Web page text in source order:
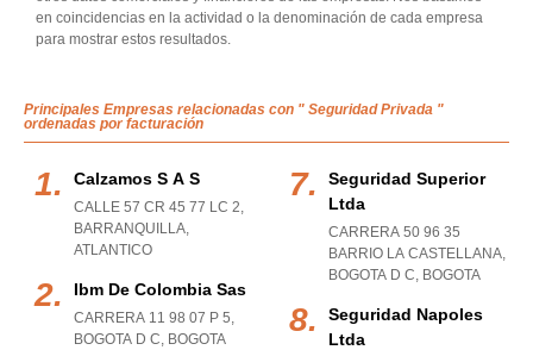
en coincidencias en la actividad o la denominación de cada empresa
para mostrar estos resultados.
Principales Empresas relacionadas con " Seguridad Privada "
ordenadas por facturación
Calzamos S A S
CALLE 57 CR 45 77 LC 2,
BARRANQUILLA,
ATLANTICO
Ibm De Colombia Sas
CARRERA 11 98 07 P 5,
BOGOTA D C, BOGOTA
Seguridad Superior
Ltda
CARRERA 50 96 35
BARRIO LA CASTELLANA,
BOGOTA D C, BOGOTA
Seguridad Napoles
Ltda